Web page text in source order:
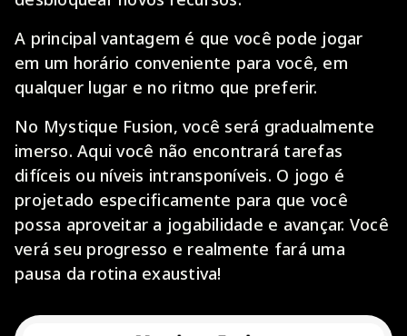
A principal vantagem é que você pode jogar
em um horário conveniente para você, em
qualquer lugar e no ritmo que preferir.
No Mystique Fusion, você será gradualmente
imerso. Aqui você não encontrará tarefas
difíceis ou níveis intransponíveis. O jogo é
projetado especificamente para que você
possa aproveitar a jogabilidade e avançar. Você
verá seu progresso e realmente fará uma
pausa da rotina exaustiva!